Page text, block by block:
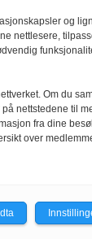
å få tak
klare! Er
og
nettlesere,
Om du
nettstedene til
fra dine
over